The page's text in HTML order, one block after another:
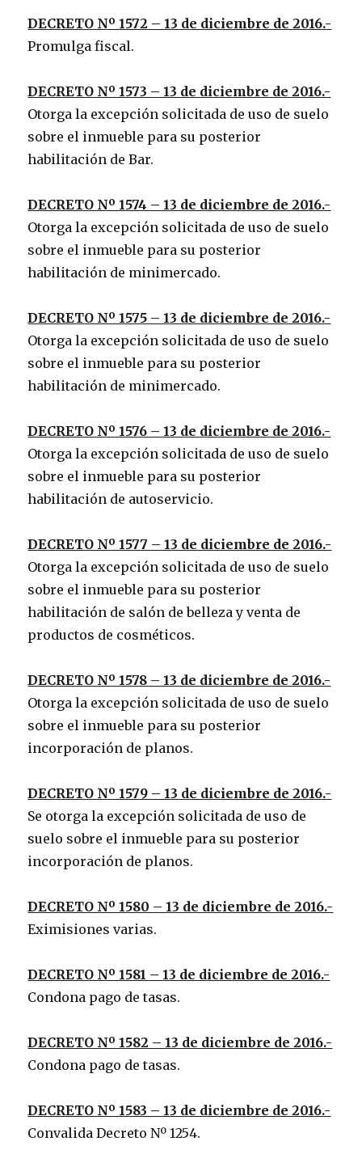
DECRETO Nº 1572 – 13 de diciembre de 2016.-
Promulga fiscal.
DECRETO Nº 1573 – 13 de diciembre de 2016.-
Otorga la excepción solicitada de uso de suelo
sobre el inmueble para su posterior
habilitación de Bar.
DECRETO Nº 1574 – 13 de diciembre de 2016.-
Otorga la excepción solicitada de uso de suelo
sobre el inmueble para su posterior
habilitación de minimercado.
DECRETO Nº 1575 – 13 de diciembre de 2016.-
Otorga la excepción solicitada de uso de suelo
sobre el inmueble para su posterior
habilitación de minimercado.
DECRETO Nº 1576 – 13 de diciembre de 2016.-
Otorga la excepción solicitada de uso de suelo
sobre el inmueble para su posterior
habilitación de autoservicio.
DECRETO Nº 1577 – 13 de diciembre de 2016.-
Otorga la excepción solicitada de uso de suelo
sobre el inmueble para su posterior
habilitación de salón de belleza y venta de
productos de cosméticos.
DECRETO Nº 1578 – 13 de diciembre de 2016.-
Otorga la excepción solicitada de uso de suelo
sobre el inmueble para su posterior
incorporación de planos.
DECRETO Nº 1579 – 13 de diciembre de 2016.-
Se otorga la excepción solicitada de uso de
suelo sobre el inmueble para su posterior
incorporación de planos.
DECRETO Nº 1580 – 13 de diciembre de 2016.-
Eximisiones varias.
DECRETO Nº 1581 – 13 de diciembre de 2016.-
Condona pago de tasas.
DECRETO Nº 1582 – 13 de diciembre de 2016.-
Condona pago de tasas.
DECRETO Nº 1583 – 13 de diciembre de 2016.-
Convalida Decreto Nº 1254.